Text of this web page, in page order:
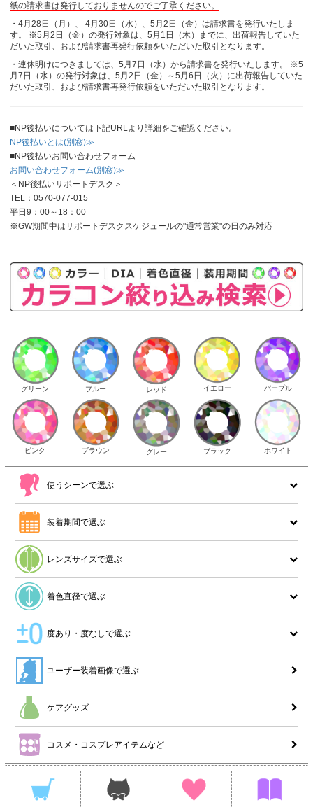
紙の請求書は発行しておりませんのでご了承ください。
・4月28日（月）、 4月30日（水）、5月2日（金）は請求書を発行いたしま
す。 ※5月2日（金）の発行対象は、5月1日（木）までに、出荷報告していた
だいた取引、および請求書再発行依頼をいただいた取引となります。
・連休明けにつきましては、5月7日（水）から請求書を発行いたします。 ※5
月7日（水）の発行対象は、5月2日（金）～5月6日（火）に出荷報告していた
だいた取引、および請求書再発行依頼をいただいた取引となります。
■NP後払いについては下記URLより詳細をご確認ください。
NP後払いとは(別窓)≫
■NP後払いお問い合わせフォーム
お問い合わせフォーム(別窓)≫
＜NP後払いサポートデスク＞
TEL：0570-077-015
平日9：00～18：00
※GW期間中はサポートデスクスケジュールの"通常営業"の日のみ対応
グリーン ブルー レッド イエロー パープル
ピンク ブラウン グレー ブラック ホワイト
使うシーンで選ぶ
装着期間で選ぶ
レンズサイズで選ぶ
着色直径で選ぶ
度あり・度なしで選ぶ
ユーザー装着画像で選ぶ
ケアグッズ
コスメ・コスプレアイテムなど